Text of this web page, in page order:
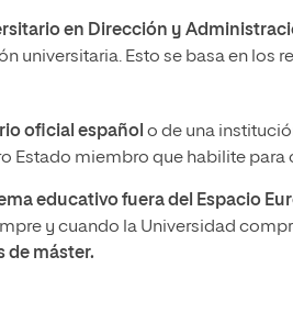
en Dirección y
universitaria. Esto se basa en los
oficial español o de una
Estado miembro que habilite para
educativo fuera del Espacio
y cuando la Universidad
de máster.